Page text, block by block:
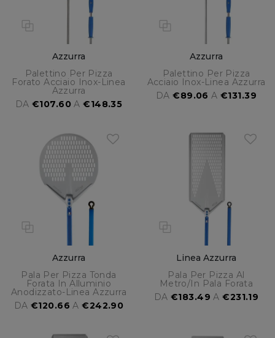
Azzurra
Palettino Per Pizza
Forato Acciaio Inox-Linea
Azzurra
DA€107.60 A€148.35
Azzurra
Palettino Per Pizza
Acciaio Inox-Linea Azzurra
DA€89.06 A€131.39
Azzurra
Pala Per Pizza Tonda
Forata In Alluminio
Anodizzato-Linea Azzurra
DA€120.66 A€242.90
Linea Azzurra
Pala Per Pizza Al
Metro/in Pala Forata
DA€183.49 A€231.19